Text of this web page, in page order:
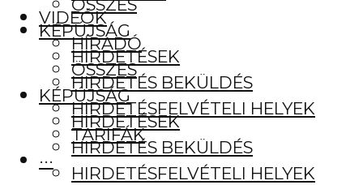
ÖSSZES
KÉPÚJSÁG
HIRDETÉSEK
HIRDETÉS BEKÜLDÉS
HIRDETÉSFELVÉTELI HELYEK
TARIFÁK
···
VIDEÓK
HÍRADÓ
ÖSSZES
KÉPÚJSÁG
HIRDETÉSEK
HIRDETÉS BEKÜLDÉS
HIRDETÉSFELVÉTELI HELYEK